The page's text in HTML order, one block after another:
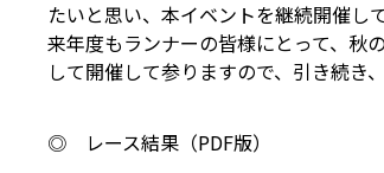
たいと思い、本イベントを継続開催し
来年度もランナーの皆様にとって、秋
して開催して参りますので、引き続き
◎ レース結果（PDF版）